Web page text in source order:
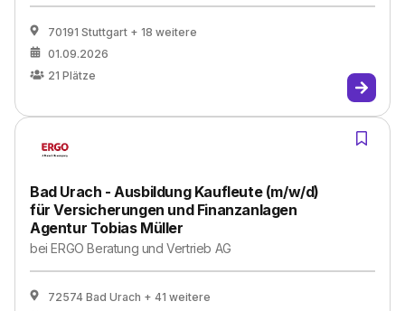
70191 Stuttgart + 18 weitere
01.09.2026
21 Plätze
Bad Urach - Ausbildung Kaufleute (m/w/d)
für Versicherungen und Finanzanlagen
Agentur Tobias Müller
beiERGO Beratung und Vertrieb AG
72574 Bad Urach + 41 weitere